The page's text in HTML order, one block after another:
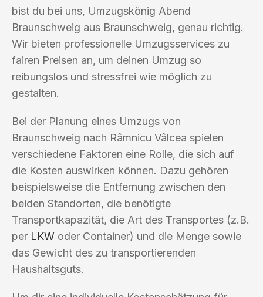
bist du bei uns, Umzugskönig Abend
Braunschweig aus Braunschweig, genau richtig.
Wir bieten professionelle Umzugsservices zu
fairen Preisen an, um deinen Umzug so
reibungslos und stressfrei wie möglich zu
gestalten.
Bei der Planung eines Umzugs von
Braunschweig nach Râmnicu Vâlcea spielen
verschiedene Faktoren eine Rolle, die sich auf
die Kosten auswirken können. Dazu gehören
beispielsweise die Entfernung zwischen den
beiden Standorten, die benötigte
Transportkapazität, die Art des Transportes (z.B.
per LKW oder Container) und die Menge sowie
das Gewicht des zu transportierenden
Haushaltsguts.